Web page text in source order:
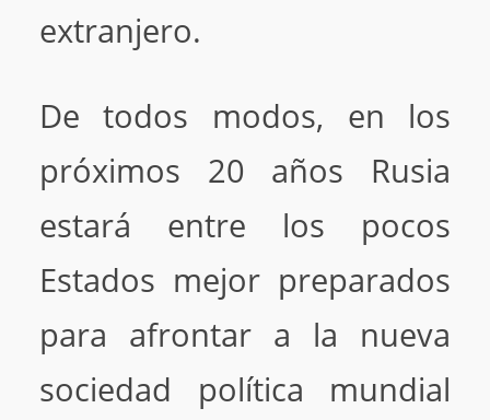
extranjero.
De todos modos, en los
próximos 20 años Rusia
estará entre los pocos
Estados mejor preparados
para afrontar a la nueva
sociedad política mundial